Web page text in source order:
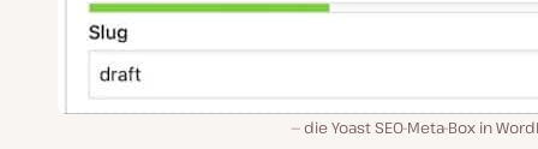
die Yoast SEO-Meta-Box in